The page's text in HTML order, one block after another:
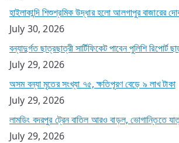
হাইলাকান্দি শিশুশ্রমিক উদ্ধার হলো আলগাপুর বাজারের
July 30, 2026
বন্যাদুর্গত ছাত্রছাত্রী সার্টিফিকেট পাবেন পুলিশি রিপোর্ট
July 29, 2026
অসম বন্যা মৃতের সংখ্যা ৭৫, ক্ষতিপূরণ বেড়ে ৯ লাখ টাকা
July 29, 2026
লামডিং বদরপুর ট্রেন বাতিল আরও বাড়ল, ভোগান্তিতে
July 29, 2026